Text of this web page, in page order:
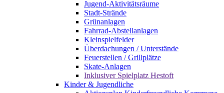
Jugend-Aktivitätsräume
Stadt-Strände
Grünanlagen
Fahrrad-Abstellanlagen
Kleinspielfelder
Überdachungen / Unterstände
Feuerstellen / Grillplätze
Skate-Anlagen
Inklusiver Spielplatz Hestoft
Kinder & Jugendliche